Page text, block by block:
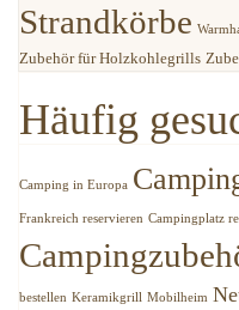
Strandkörbe
Zubehör für Holzkohlegrills
Häufig
Camping in Europa
Frankreich reservieren Campingplatz
bestellen Keramikgrill Mobilheim